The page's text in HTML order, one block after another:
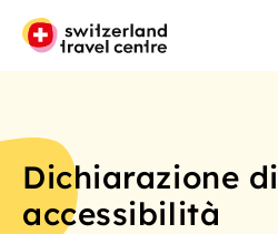
Dichiarazione di
accessibilità